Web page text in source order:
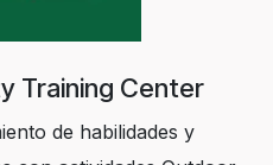
Training Center
de habilidades y